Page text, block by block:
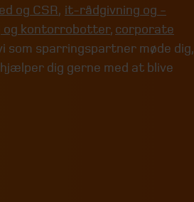
og CSR, it-rådgivning og -
og kontorrobotter, corporate
som sparringspartner møde dig,
dig gerne med at blive